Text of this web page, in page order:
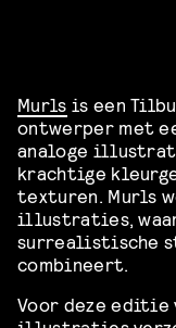
Murls is een
ontwerper met
analoge
krachtige
texturen. Murls
illustraties,
surrealistische
combineert.
Voor deze